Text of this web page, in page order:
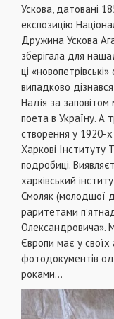
Ускова, датовані
експозицію
Дружина Ускова
зберігала для
ці
випадково
Надія за
поета в Україну. А
створення у 1920-
Харкові Інституту
подробиці.
харківський
Смоляк (молодшої
раритетами
Олександровича».
Європи має у своїх
фотодокументів
роками…